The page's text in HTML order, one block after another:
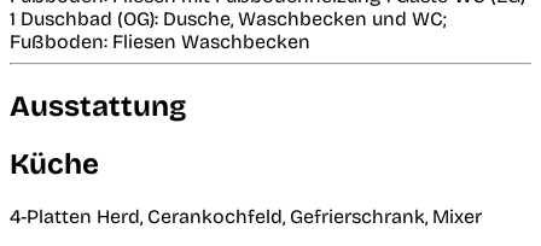
1 Duschbad (OG): Dusche, Waschbecken und WC;
Fußboden: Fliesen Waschbecken
Ausstattung
Küche
4-Platten Herd, Cerankochfeld, Gefrierschrank, Mixer